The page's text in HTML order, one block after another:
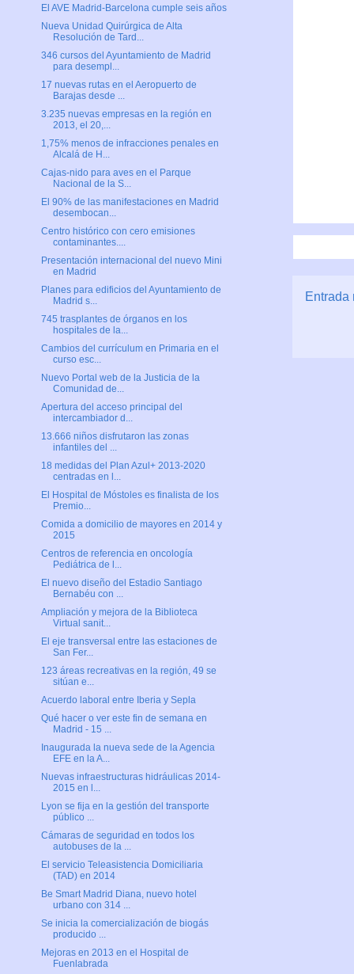
Entrada
El AVE Madrid-Barcelona cumple seis años
Nueva Unidad Quirúrgica de Alta
Resolución de Tard...
346 cursos del Ayuntamiento de Madrid
para desempl...
17 nuevas rutas en el Aeropuerto de
Barajas desde ...
3.235 nuevas empresas en la región en
2013, el 20,...
1,75% menos de infracciones penales en
Alcalá de H...
Cajas-nido para aves en el Parque
Nacional de la S...
El 90% de las manifestaciones en Madrid
desembocan...
Centro histórico con cero emisiones
contaminantes....
Presentación internacional del nuevo Mini
en Madrid
Planes para edificios del Ayuntamiento de
Madrid s...
745 trasplantes de órganos en los
hospitales de la...
Cambios del currículum en Primaria en el
curso esc...
Nuevo Portal web de la Justicia de la
Comunidad de...
Apertura del acceso principal del
intercambiador d...
13.666 niños disfrutaron las zonas
infantiles del ...
18 medidas del Plan Azul+ 2013-2020
centradas en l...
El Hospital de Móstoles es finalista de los
Premio...
Comida a domicilio de mayores en 2014 y
2015
Centros de referencia en oncología
Pediátrica de l...
El nuevo diseño del Estadio Santiago
Bernabéu con ...
Ampliación y mejora de la Biblioteca
Virtual sanit...
El eje transversal entre las estaciones de
San Fer...
123 áreas recreativas en la región, 49 se
sitúan e...
Acuerdo laboral entre Iberia y Sepla
Qué hacer o ver este fin de semana en
Madrid - 15 ...
Inaugurada la nueva sede de la Agencia
EFE en la A...
Nuevas infraestructuras hidráulicas 2014-
2015 en l...
Lyon se fija en la gestión del transporte
público ...
Cámaras de seguridad en todos los
autobuses de la ...
El servicio Teleasistencia Domiciliaria
(TAD) en 2014
Be Smart Madrid Diana, nuevo hotel
urbano con 314 ...
Se inicia la comercialización de biogás
producido ...
Mejoras en 2013 en el Hospital de
Fuenlabrada